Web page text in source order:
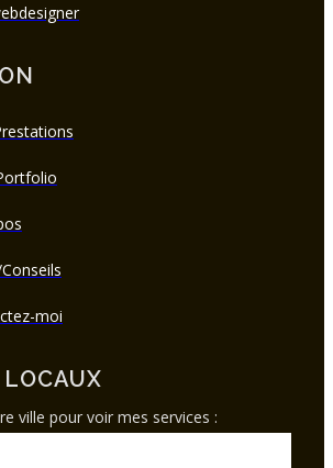
moi
ville pour voir mes services :